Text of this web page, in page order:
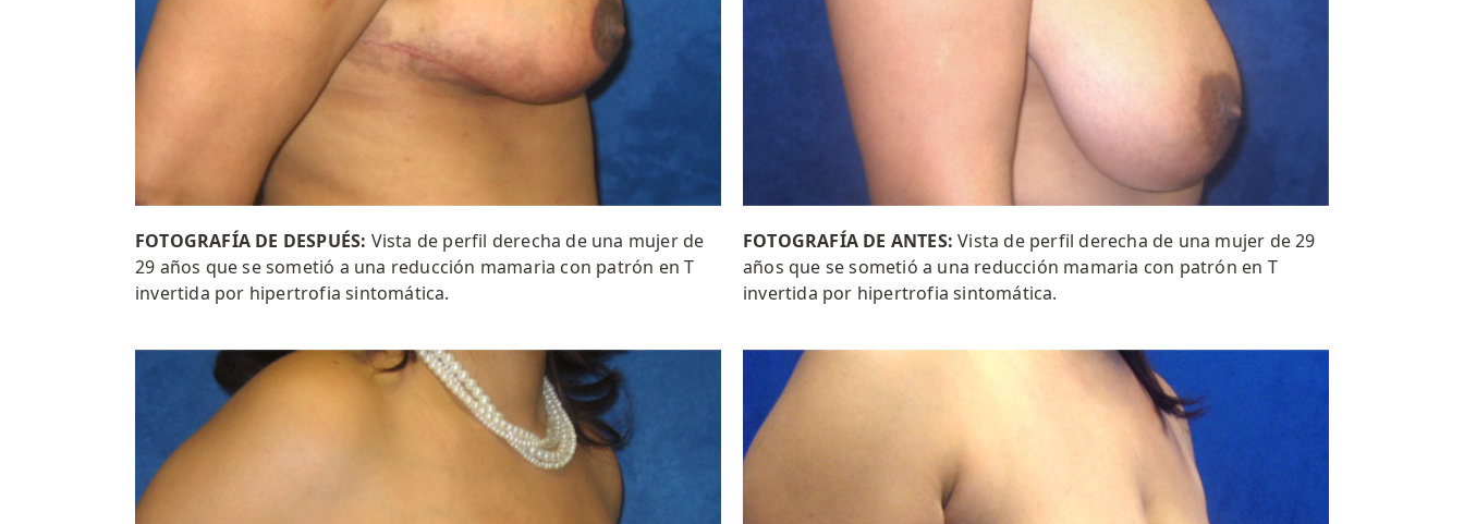
FOTOGRAFÍA DE DESPUÉS: Vista de perfil derecha de una mujer de
29 años que se sometió a una reducción mamaria con patrón en T
invertida por hipertrofia sintomática.
FOTOGRAFÍA DE ANTES: Vista de perfil derecha de una mujer de 29
años que se sometió a una reducción mamaria con patrón en T
invertida por hipertrofia sintomática.